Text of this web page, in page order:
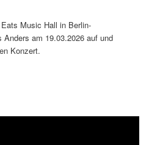
Music Hall in Berlin-
Anders am 19.03.2026 auf und
Konzert.